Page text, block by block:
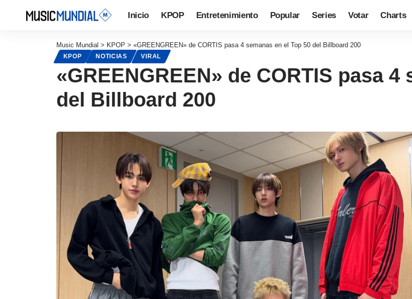
Inicio KPOP Entretenimiento Popular Series Votar Charts
Music Mundial > KPOP > «GREENGREEN» de CORTIS pasa 4 semanas en el Top 50 del Billboard 200
KPOP NOTICIAS VIRAL
«GREENGREEN» de CORTIS pasa 4
del Billboard 200